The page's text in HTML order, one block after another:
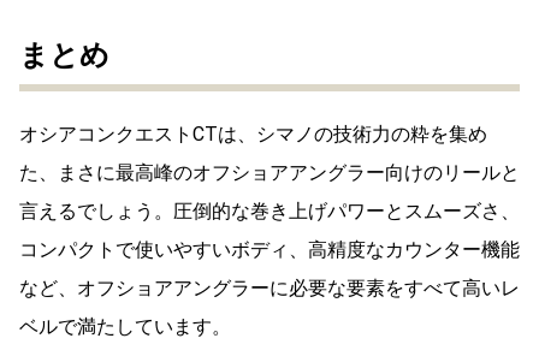
まとめ
オシアコンクエストCTは、シマノの技術力の粋を集め
た、まさに最高峰のオフショアアングラー向けのリールと
言えるでしょう。圧倒的な巻き上げパワーとスムーズさ、
コンパクトで使いやすいボディ、高精度なカウンター機能
など、オフショアアングラーに必要な要素をすべて高いレ
ベルで満たしています。